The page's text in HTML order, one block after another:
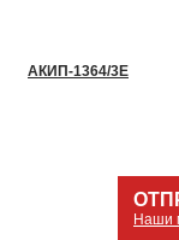
АКИП-1364/3Е
Наши